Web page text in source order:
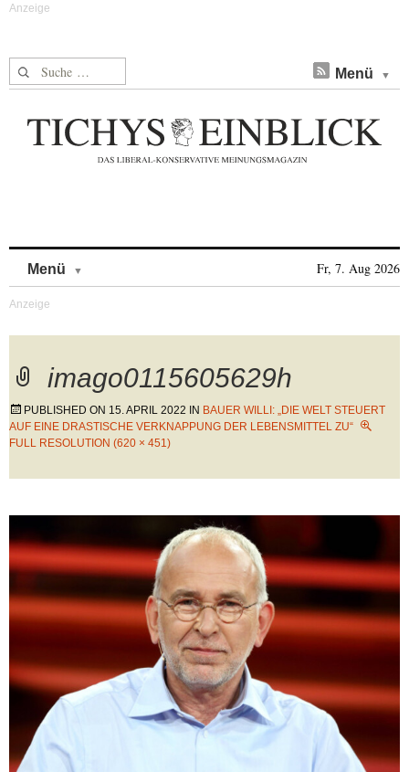
Suche nach: Menü
Menü Fr, 7. Aug 2026
imago0115605629h
PUBLISHED ON 15. APRIL 2022 IN BAUER WILLI: „DIE WELT STEUERT
AUF EINE DRASTISCHE VERKNAPPUNG DER LEBENSMITTEL ZU“
FULL RESOLUTION (620 × 451)